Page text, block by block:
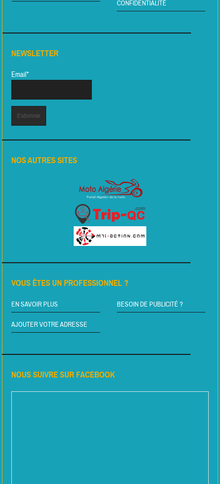
CONFIDENTIALITÉ
NEWSLETTER
Email*
NOS AUTRES SITES
VOUS ÊTES UN PROFESSIONNEL ?
EN SAVOIR PLUS BESOIN DE PUBLICITÉ ?
AJOUTER VOTRE ADRESSE
NOUS SUIVRE SUR FACEBOOK